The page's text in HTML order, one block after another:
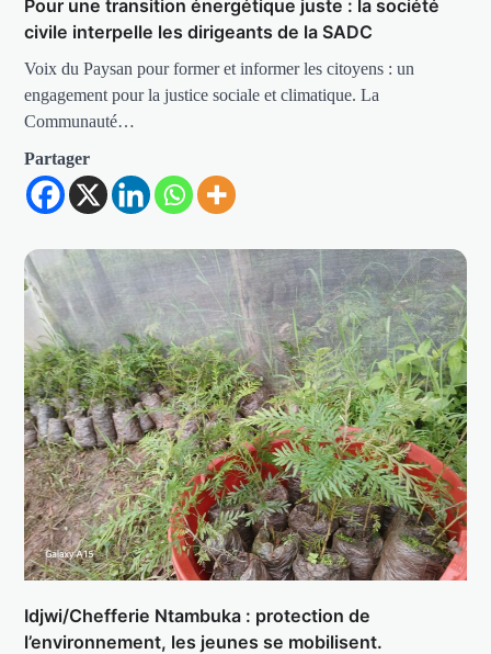
Pour une transition énergétique juste : la société
civile interpelle les dirigeants de la SADC
Voix du Paysan pour former et informer les citoyens : un
engagement pour la justice sociale et climatique. La
Communauté…
Partager
Idjwi/Chefferie Ntambuka : protection de
l’environnement, les jeunes se mobilisent.